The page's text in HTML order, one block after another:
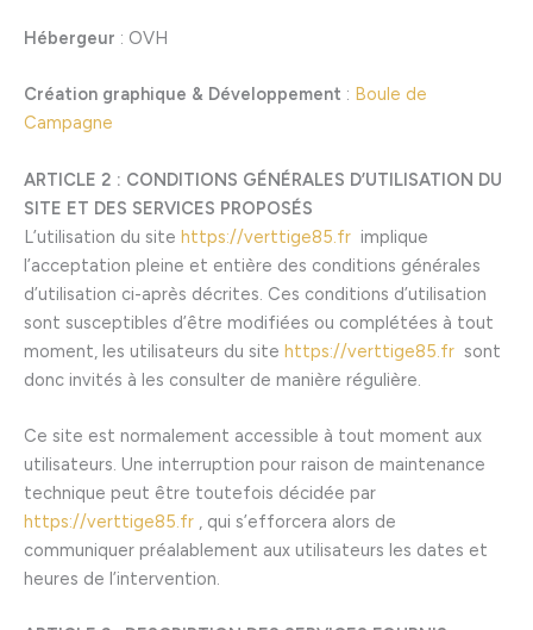
Hébergeur : OVH
Création graphique & Développement : Boule de
Campagne
ARTICLE 2 : CONDITIONS GÉNÉRALES D’UTILISATION DU
SITE ET DES SERVICES PROPOSÉS
L’utilisation du site https://verttige85.fr implique
l’acceptation pleine et entière des conditions générales
d’utilisation ci-après décrites. Ces conditions d’utilisation
sont susceptibles d’être modifiées ou complétées à tout
moment, les utilisateurs du site https://verttige85.fr sont
donc invités à les consulter de manière régulière.
Ce site est normalement accessible à tout moment aux
utilisateurs. Une interruption pour raison de maintenance
technique peut être toutefois décidée par
https://verttige85.fr , qui s’efforcera alors de
communiquer préalablement aux utilisateurs les dates et
heures de l’intervention.